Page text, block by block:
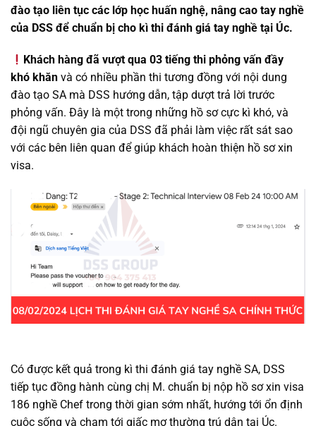
đào tạo liên tục các lớp học huấn nghệ, nâng cao tay nghề
của DSS để chuẩn bị cho kì thi đánh giá tay nghề tại Úc.
Khách hàng đã vượt qua 03 tiếng thi phỏng vấn đầy
khó khăn và có nhiều phần thi tương đồng với nội dung
đào tạo SA mà DSS hướng dẫn, tập dượt trả lời trước
phỏng vấn. Đây là một trong những hồ sơ cực kì khó, và
đội ngũ chuyên gia của DSS đã phải làm việc rất sát sao
với các bên liên quan để giúp khách hoàn thiện hồ sơ xin
visa.
Có được kết quả trong kì thi đánh giá tay nghề SA, DSS
tiếp tục đồng hành cùng chị M. chuẩn bị nộp hồ sơ xin visa
186 nghề Chef trong thời gian sớm nhất, hướng tới ổn định
cuộc sống và chạm tới giấc mơ thường trú dân tại Úc.